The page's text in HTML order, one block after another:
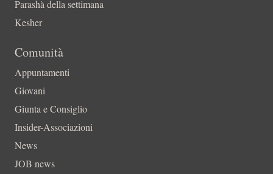
Parashà della settimana
Kesher
Comunità
Appuntamenti
Giovani
Giunta e Consiglio
Insider-Associazioni
News
JOB news